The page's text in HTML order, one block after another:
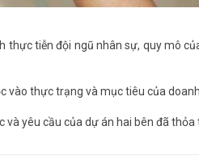
thực tiễn đội ngũ nhân sự, quy mô
vào thực trạng và mục tiêu của doanh
và yêu cầu của dự án hai bên đã thỏa